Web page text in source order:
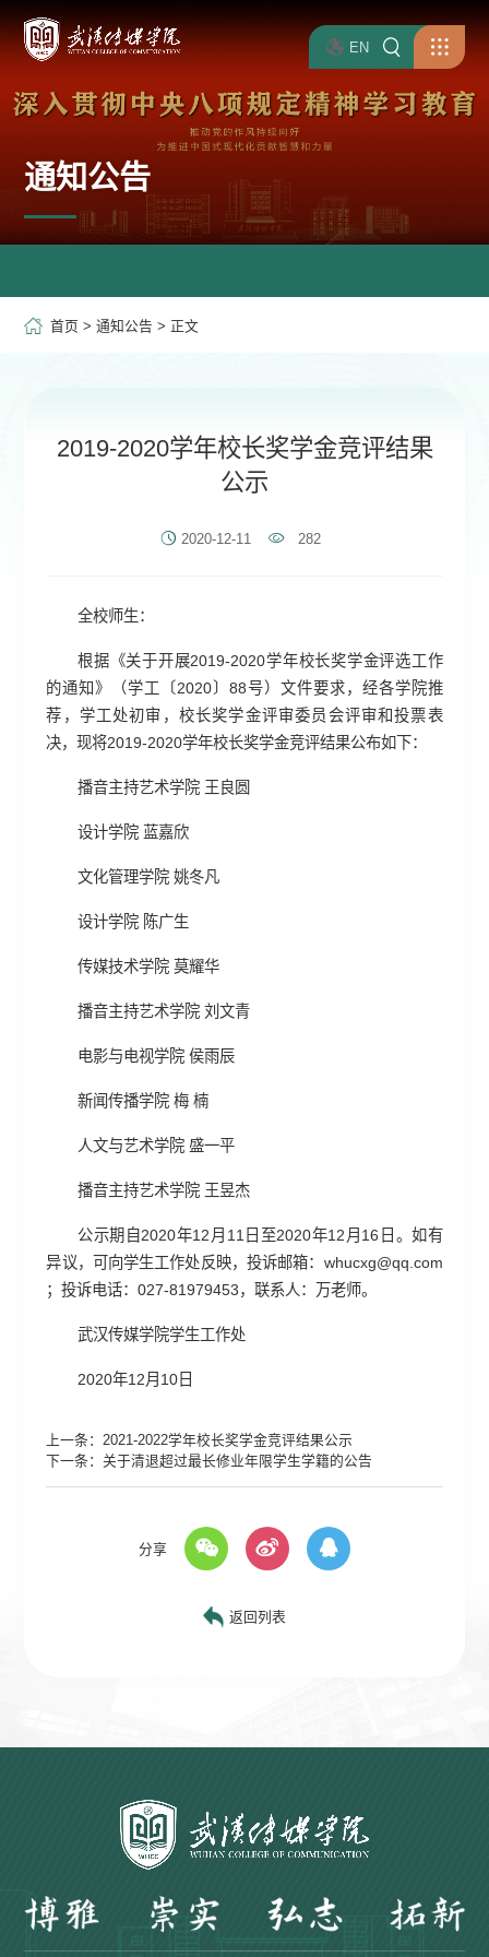
EN
通知公告
首页 >通知公告 > 正文
2019-2020学年校长奖学金竞评结果
公示
2020-12-11 282
全校师生：
根据《关于开展2019-2020学年校长奖学金评选工作
的通知》（学工〔2020〕88号）文件要求，经各学院推
荐，学工处初审，校长奖学金评审委员会评审和投票表
决，现将2019-2020学年校长奖学金竞评结果公布如下：
播音主持艺术学院 王良圆
设计学院 蓝嘉欣
文化管理学院 姚冬凡
设计学院 陈广生
传媒技术学院 莫耀华
播音主持艺术学院 刘文青
电影与电视学院 侯雨辰
新闻传播学院 梅 楠
人文与艺术学院 盛一平
播音主持艺术学院 王昱杰
公示期自2020年12月11日至2020年12月16日。如有
异议，可向学生工作处反映，投诉邮箱：whucxg@qq.com
；投诉电话：027-81979453，联系人：万老师。
武汉传媒学院学生工作处
2020年12月10日
上一条：2021-2022学年校长奖学金竞评结果公示
下一条：关于清退超过最长修业年限学生学籍的公告
分享
返回列表